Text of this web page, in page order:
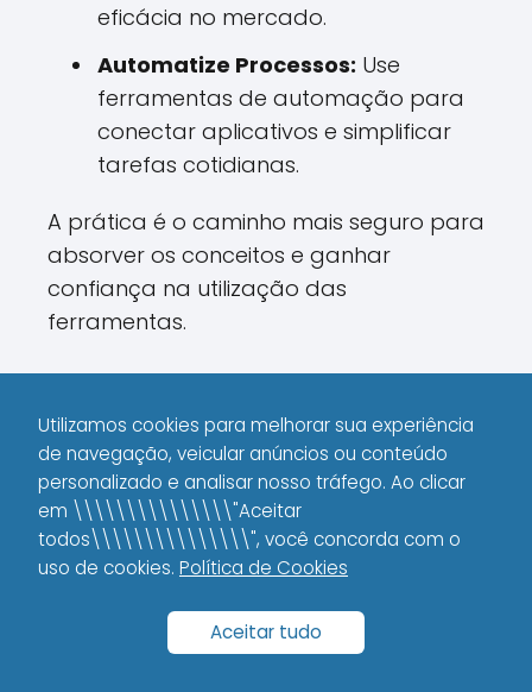
eficácia no mercado.
Automatize Processos: Use
ferramentas de automação para
conectar aplicativos e simplificar
tarefas cotidianas.
A prática é o caminho mais seguro para
absorver os conceitos e ganhar
confiança na utilização das
ferramentas.
Forums
Troque experiências:Busque
grupos em redes sociais, fóruns e
eventos voltados para o universo
no-code.
Compartilhe dúvidas e soluções:
A troca de experiências facilita o
Utilizamos cookies para melhorar sua experiência
de navegação, veicular anúncios ou conteúdo
personalizado e analisar nosso tráfego. Ao clicar
em \\\\\\\\\\\\\\\"Aceitar
todos\\\\\\\\\\\\\\\", você concorda com o
uso de cookies. Política de Cookies
Aceitar tudo